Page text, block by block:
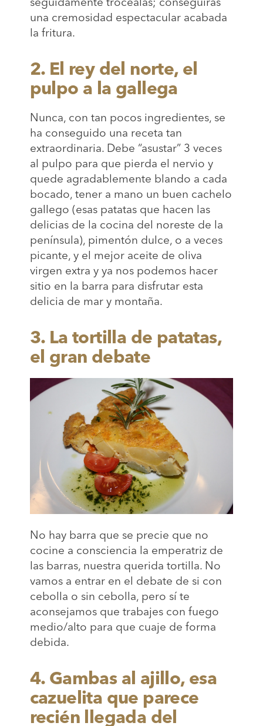
una cremosidad espectacular acabada
la fritura.
2. El rey del norte, el
pulpo a la gallega
Nunca, con tan pocos ingredientes, se
ha conseguido una receta tan
extraordinaria. Debe “asustar” 3 veces
al pulpo para que pierda el nervio y
quede agradablemente blando a cada
bocado, tener a mano un buen cachelo
gallego (esas patatas que hacen las
delicias de la cocina del noreste de la
península), pimentón dulce, o a veces
picante, y el mejor aceite de oliva
virgen extra y ya nos podemos hacer
sitio en la barra para disfrutar esta
delicia de mar y montaña.
3. La tortilla de patatas,
el gran debate
No hay barra que se precie que no
cocine a consciencia la emperatriz de
las barras, nuestra querida tortilla. No
vamos a entrar en el debate de si con
cebolla o sin cebolla, pero sí te
aconsejamos que trabajes con fuego
medio/alto para que cuaje de forma
debida.
4. Gambas al ajillo, esa
cazuelita que parece
recién llegada del